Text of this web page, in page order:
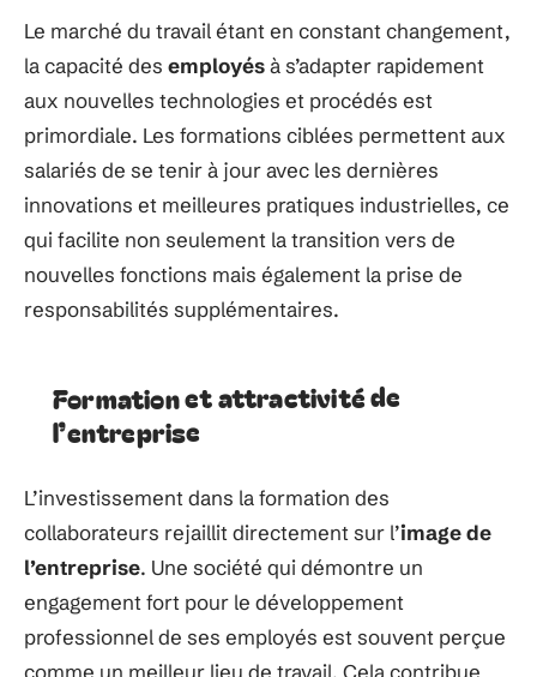
Le marché du travail étant en constant changement,
la capacité des employésà s’adapter rapidement
aux nouvelles technologies et procédés est
primordiale. Les formations ciblées permettent aux
salariés de se tenir à jour avec les dernières
innovations et meilleures pratiques industrielles, ce
qui facilite non seulement la transition vers de
nouvelles fonctions mais également la prise de
responsabilités supplémentaires.
Formation et attractivité de
l’entreprise
L’investissement dans la formation des
collaborateurs rejaillit directement sur l’image de
l’entreprise. Une société qui démontre un
engagement fort pour le développement
professionnel de ses employés est souvent perçue